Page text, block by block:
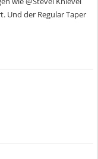
Und der Regular Taper